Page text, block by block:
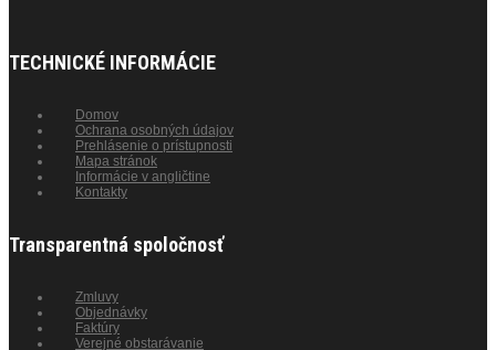
TECHNICKÉ INFORMÁCIE
Domov
Ochrana osobných údajov
Prehlásenie o prístupnosti
Mapa stránok
Informácie v angličtine
Kontakty
Transparentná spoločnosť
Zmluvy
Objednávky
Faktúry
Verejné obstarávanie